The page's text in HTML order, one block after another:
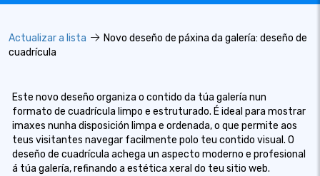
Actualizar a lista
Novo deseño de páxina da galería: deseño de
cuadrícula
Este novo deseño organiza o contido da túa galería nun
formato de cuadrícula limpo e estruturado. É ideal para mostrar
imaxes nunha disposición limpa e ordenada, o que permite aos
teus visitantes navegar facilmente polo teu contido visual. O
deseño de cuadrícula achega un aspecto moderno e profesional
á túa galería, refinando a estética xeral do teu sitio web.